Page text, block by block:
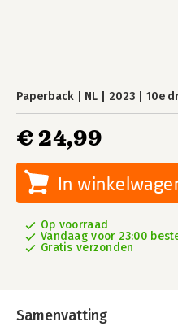
Paperback NL 2023 10e
€ 24,99
In
Op voorraad
Vandaag voor 23:00
Gratis verzonden
Samenvatting